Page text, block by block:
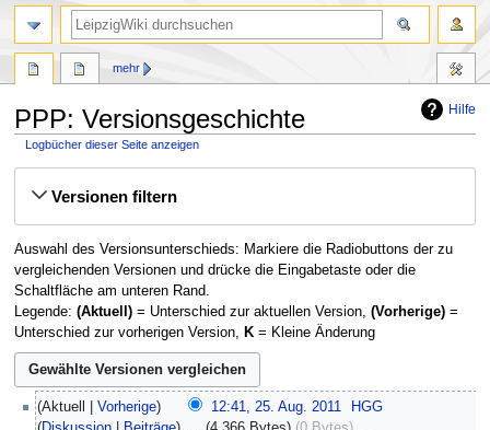
Hilfe
PPP: Versionsgeschichte
Logbücher dieser Seite anzeigen
Navigation
SucheVersionen filtern
Auswahl des Versionsunterschieds: Markiere die Radiobuttons der zu
vergleichenden Versionen und drücke die Eingabetaste oder die
Schaltfläche am unteren Rand.
Legende: (Aktuell)= Unterschied zur aktuellen Version, (Vorherige)=
Unterschied zur vorherigen Version, K= Kleine Änderung
August
Aktuell Vorherige 12:41, 25. Aug. 2011
HGG
mehr